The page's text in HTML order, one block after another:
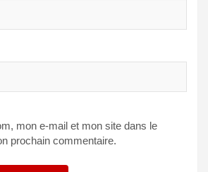
mon e-mail et mon site dans le
prochain commentaire.